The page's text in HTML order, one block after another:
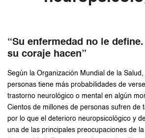
“Su enfermedad no le
su coraje hacen”
Según la Organización Mundial de la
personas tiene más probabilidades de
trastorno neurológico o mental en algún
Cientos de millones de personas sufren de
por lo que el deterioro neuropsicológico y
una de las principales preocupaciones de